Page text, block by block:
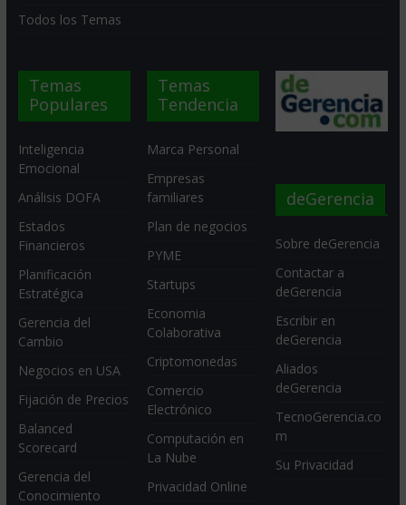
Todos los Temas
Temas
Populares
Inteligencia
Emocional
Análisis DOFA
Estados
Financieros
Planificación
Estratégica
Gerencia del
Cambio
Negocios en USA
Fijación de Precios
Balanced
Scorecard
Gerencia del
Conocimiento
Temas
Tendencia
Marca Personal
Empresas
familiares
Plan de negocios
PYME
Startups
Economia
Colaborativa
Criptomonedas
Comercio
Electrónico
Computación en
La Nube
Privacidad Online
deGerencia
Sobre deGerencia
Contactar a
deGerencia
Escribir en
deGerencia
Aliados
deGerencia
TecnoGerencia.co
m
Su Privacidad